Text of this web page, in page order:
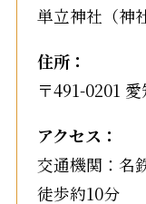
単立神社（神
住所：
〒491-0201
アクセス：
交通機関：名
徒歩約10分